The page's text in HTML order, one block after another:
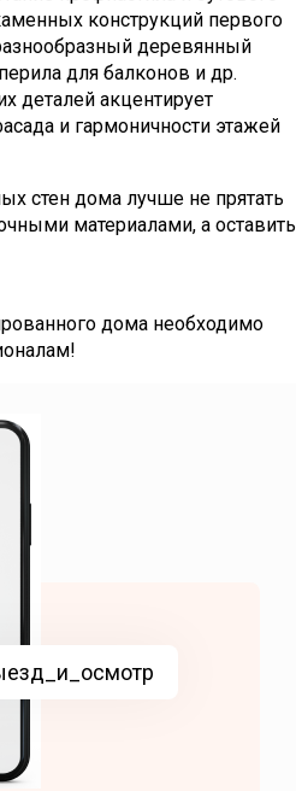
конструкций первого
деревянный
для балконов и др.
деталей акцентирует
и гармоничности этажей
стен дома лучше не прятать
материалами, а оставить
дома необходимо